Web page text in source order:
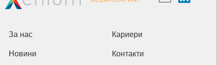
За нас Кариери
Новини Контакти